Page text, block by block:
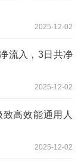
2025-12-02
流入，3日共净
2025-12-02
高效能通用人
2025-12-02